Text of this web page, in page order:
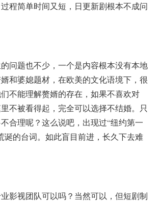
程简单时间又短，日更新剧根本不成问
问题也不少，一个是内容根本没有本地
和婆媳题材，在欧美的文化语境下，很
不能理解赘婿的存在，如果不喜欢对
不被看得起，完全可以选择不结婚。只
合理呢？这么说吧，出现过“纽约第一
诞的台词。如此盲目前进，长久下去难
影视团队可以吗？当然可以，但短剧制